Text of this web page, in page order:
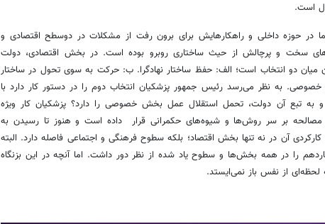
است.
در حوزه داخلی و راهکارهایش برای برون رفت از مشکلات در دوسطح اقتصادی و
سخت و پرچالش از حیث ساختاری روبرو بوده است. در بخش اقتصادی، دولت
دو انتخاب است؛ الف: حفظ ساختار نهادگرا. ب: حرکت به سوی تحول در ساختار
به نظر می‌رسد رئیس جمهور پزشکیان انتخاب دوم را در دستور کار دارد با
به تبع آن دولت، تحمل استقلال عمل بخش خصوصی را دارد؟ پزشکیان کار ویژه
بر سر روش‌ها و شیوه‌های حکمرانی قرار داده است و هنوز تا رسیدن به
آن در نه تنها بخش اقتصاد؛ بلکه سطوح فرهنگی و اجتماعی فاصله دارد. البته
را در همه بخش‌ها و سطوح یاد شده از نظر دور داشت. اما آنچه در این بزنگاه
از نفس باز نمی‌ایستد.